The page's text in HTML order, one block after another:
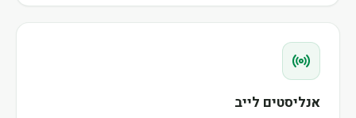
אנליסטים לייב